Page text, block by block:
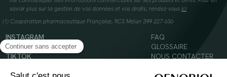
savoir plus sur la gestion de vos données et vos droits, rendez-vous ici
(1) Coopération pharmaceutique Française, RCS Melun 399 227 636
INSTAGRAM
FACEBOOK
TIKTOK
FAQ
GLOSSAIRE
NOUS CONTACTER